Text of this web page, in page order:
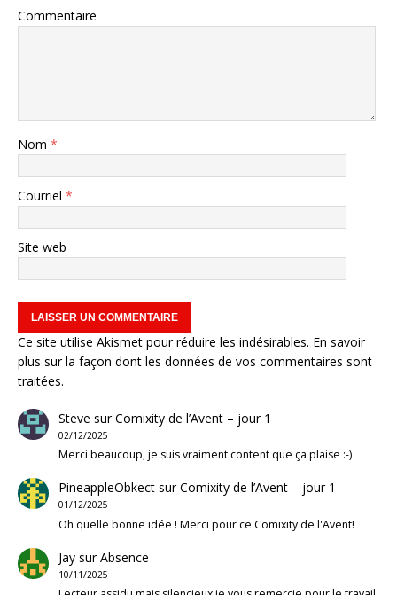
Commentaire
Nom *
Courriel *
Site web
Ce site utilise Akismet pour réduire les indésirables. En savoir
plus sur la façon dont les données de vos commentaires sont
traitées.
Steve surComixity de l’Avent – jour 1
02/12/2025
Merci beaucoup, je suis vraiment content que ça plaise :-)
PineappleObkectsurComixity de l’Avent – jour 1
01/12/2025
Oh quelle bonne idée ! Merci pour ce Comixity de l'Avent!
JaysurAbsence
10/11/2025